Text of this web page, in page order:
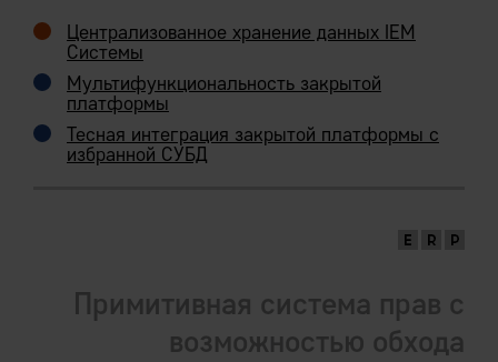
фиксации транзакций, неполное
Необходимость в отдельных системах
управления очередями сообщений
Централизованное хранение данных IEM
Системы
Мультифункциональность закрытой
платформы
Тесная интеграция закрытой платформы с
избранной СУБД
Примитивная система прав с
возможностью обхода